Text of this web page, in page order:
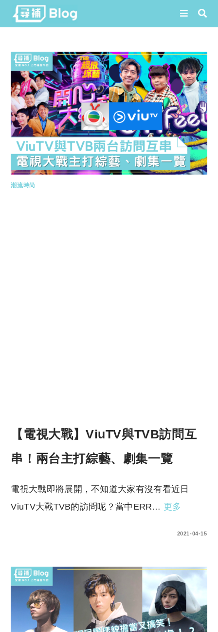
content
潮流時尚
【電視大戰】ViuTV與TVB訪問互
串！兩台主打綜藝、劇集一覽
電視大戰即將展開，不知道大家有沒有看近日
ViuTV大戰TVB的訪問呢？當中ERR… 更多
2021-04-15